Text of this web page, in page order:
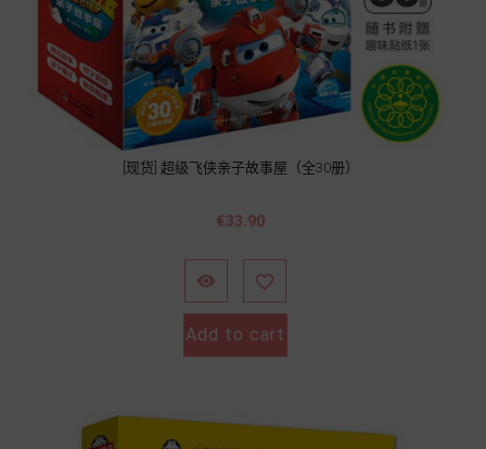
[现货] 超级飞侠亲子故事屋（全30册）
Price
€33.90
 
Add to cart